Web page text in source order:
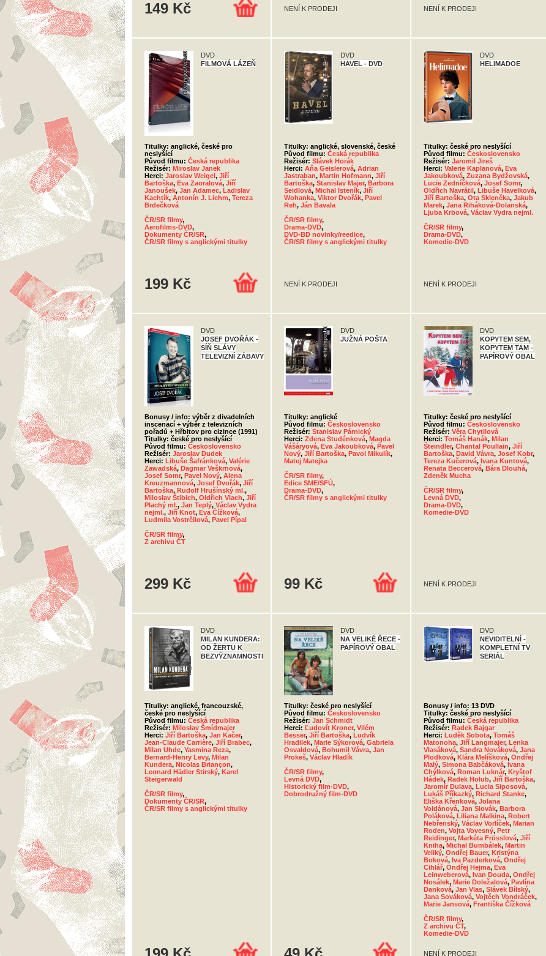
149 Kč NENÍ K PRODEJI NENÍ K PRODEJI
DVD
FILMOVÁ LÁZEŇ
Titulky: anglické, české pro
neslyšící
Původ filmu: Česká republika
Režisér: Miroslav Janek
Herci: Jaroslav Weigel, Jiří
Bartoška, Eva Zaoralová, Jiří
Janoušek, Jan Adamec, Ladislav
Kachtík, Antonín J. Liehm, Tereza
Brdečková
ČR/SR filmy,
Aerofilms-DVD,
Dokumenty ČR/SR,
ČR/SR filmy s anglickými titulky
199 Kč
DVD
HAVEL - DVD
Titulky: anglické, slovenské, české
Původ filmu: Česká republika
Režisér: Slávek Horák
Herci: Aňa Geislerová, Adrian
Jastraban, Martin Hofmann, Jiří
Bartoška, Stanislav Majer, Barbora
Seidlová, Michal Isteník, Jiří
Wohanka, Viktor Dvořák, Pavel
Reh, Ján Bavala
ČR/SR filmy,
Drama-DVD,
DVD-BD novinky/reedice,
ČR/SR filmy s anglickými titulky
NENÍ K PRODEJI
DVD
HELIMADOE
Titulky: české pro neslyšící
Původ filmu: Československo
Režisér: Jaromil Jireš
Herci: Valerie Kaplanová, Eva
Jakoubková, Zuzana Bydžovská,
Lucie Zedníčková, Josef Somr,
Oldřich Navrátil, Libuše Havelková,
Jiří Bartoška, Ota Sklenčka, Jakub
Marek, Jana Riháková-Dolanská,
Ljuba Krbová, Václav Vydra nejml.
ČR/SR filmy,
Drama-DVD,
Komedie-DVD
NENÍ K PRODEJI
DVD
JOSEF DVOŘÁK -
SÍŇ SLÁVY
TELEVIZNÍ ZÁBAVY
Bonusy / info: výběr z divadelních
inscenací + výběr z televizních
pořadů + Hřbitov pro cizince (1991)
Titulky: české pro neslyšící
Původ filmu: Československo
Režisér: Jaroslav Dudek
Herci: Libuše Šafránková, Valérie
Zawadská, Dagmar Veškrnová,
Josef Somr, Pavel Nový, Alena
Kreuzmannová, Josef Dvořák, Jiří
Bartoška, Rudolf Hrušínský ml.,
Miloslav Štibich, Oldřich Vlach, Jiří
Plachý ml., Jan Teplý, Václav Vydra
nejml., Jiří Knot, Eva Čížková,
Ludmila Vostrčilová, Pavel Pípal
ČR/SR filmy,
Z archivu ČT
299 Kč
DVD
JUŽNÁ POŠTA
Titulky: anglické
Původ filmu: Československo
Režisér: Stanislav Párnický
Herci: Zdena Studénková, Magda
Vášáryová, Eva Jakoubková, Pavel
Nový, Jiří Bartoška, Pavol Mikulík,
Matej Matejka
ČR/SR filmy,
Edice SME/SFÚ,
Drama-DVD,
ČR/SR filmy s anglickými titulky
99 Kč
DVD
KOPYTEM SEM,
KOPYTEM TAM -
PAPÍROVÝ OBAL
Titulky: české pro neslyšící
Původ filmu: Československo
Režisér: Věra Chytilová
Herci: Tomáš Hanák, Milan
Šteindler, Chantal Poullain, Jiří
Bartoška, David Vávra, Josef Kobr,
Tereza Kučerová, Ivana Kuntová,
Renata Beccerová, Bára Dlouhá,
Zdeněk Mucha
ČR/SR filmy,
Levná DVD,
Drama-DVD,
Komedie-DVD
NENÍ K PRODEJI
DVD
MILAN KUNDERA:
OD ŽERTU K
BEZVÝZNAMNOSTI
Titulky: anglické, francouzské,
české pro neslyšící
Původ filmu: Česká republika
Režisér: Miloslav Šmídmajer
Herci: Jiří Bartoška, Jan Kačer,
Jean-Claude Carrière, Jiří Brabec,
Milan Uhde, Yasmina Reza,
Bernard-Henry Levy, Milan
Kundera, Nicolas Briançon,
Leonard Hädler Stirský, Karel
Steigerwald
ČR/SR filmy,
Dokumenty ČR/SR,
ČR/SR filmy s anglickými titulky
DVD
NA VELIKÉ ŘECE -
PAPÍROVÝ OBAL
Titulky: české pro neslyšící
Původ filmu: Československo
Režisér: Jan Schmidt
Herci: Ľudovít Kroner, Vilém
Besser, Jiří Bartoška, Ludvík
Hradilek, Marie Sýkorová, Gabriela
Osvaldová, Bohumil Vávra, Jan
Prokeš, Václav Hladík
ČR/SR filmy,
Levná DVD,
Historický film-DVD,
Dobrodružný film-DVD
DVD
NEVIDITELNÍ -
KOMPLETNÍ TV
SERIÁL
Bonusy / info: 13 DVD
Titulky: české pro neslyšící
Původ filmu: Česká republika
Režisér: Radek Bajgar
Herci: Luděk Sobota, Tomáš
Matonoha, Jiří Langmajer, Lenka
Vlasáková, Sandra Nováková, Jana
Plodková, Klára Melíšková, Ondřej
Malý, Simona Babčáková, Ivana
Chýlková, Roman Luknár, Kryštof
Hádek, Radek Holub, Jiří Bartoška,
Jaromír Dulava, Lucia Siposová,
Lukáš Příkazký, Richard Stanke,
Eliška Křenková, Jolana
Voldánová, Jan Slovák, Barbora
Poláková, Liliana Malkina, Robert
Nebřenský, Václav Vorlíček, Marian
Roden, Vojta Vovesný, Petr
Reidinger, Markéta Frösslová, Jiří
Kniha, Michal Bumbálek, Martin
Veliký, Ondřej Bauer, Kristýna
Boková, Iva Pazderková, Ondřej
Cihlář, Ondřej Hejma, Eva
Leinweberová, Ivan Douda, Ondřej
Nosálek, Marie Doležalová, Pavlína
Danková, Jan Vlas, Slávek Bílský,
Jana Sováková, Vojtěch Vondráček,
Marie Jansová, Františka Čížková
ČR/SR filmy,
Z archivu ČT,
Komedie-DVD
NENÍ K PRODEJI